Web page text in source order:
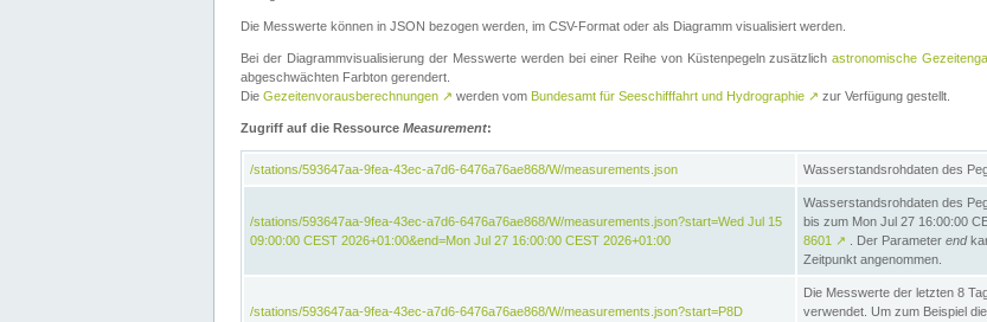
Die Messwerte können in JSON bezogen werden, im CSV-Format oder als Diagramm visualisiert werden.
Bei der Diagrammvisualisierung der Messwerte werden bei einer Reihe von Küstenpegeln zusätzlichastronomische
abgeschwächten Farbton gerendert.
Die Gezeitenvorausberechnungen ↗ werden vom Bundesamt für Seeschifffahrt und Hydrographie ↗ zur Verfügung gestellt.
Zugriff auf die Ressource Measurement:
/stations/593647aa-9fea-43ec-a7d6-6476a76ae868/W/measurements.json Wasserstandsrohdaten des
/stations/593647aa-9fea-43ec-a7d6-6476a76ae868/W/measurements.json?start=Wed Jul 15
09:00:00 CEST 2026+01:00&end=Mon Jul 27 16:00:00 CEST 2026+01:00
Wasserstandsrohdaten des
bis zum Mon Jul 27 16:00:00
8601
↗ . Der Parameter end
Zeitpunkt angenommen.
/stations/593647aa-9fea-43ec-a7d6-6476a76ae868/W/measurements.json?start=P8D
Die Messwerte der letzten 8
verwendet. Um zum Beispiel